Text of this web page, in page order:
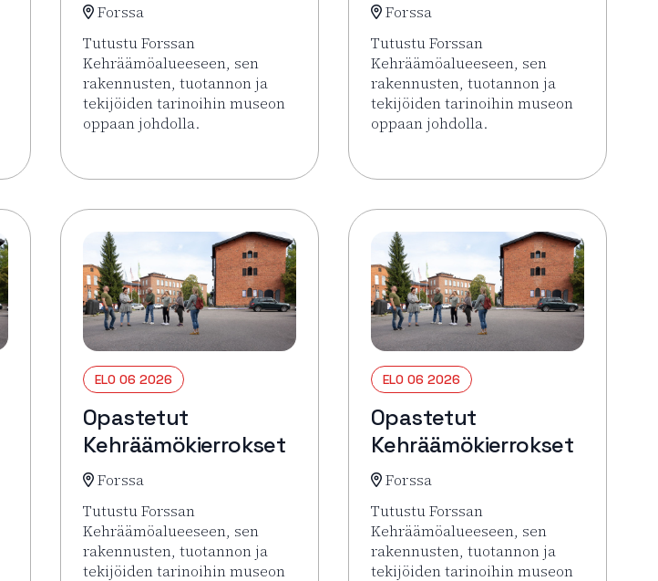
torikahvit
Forssa
Tutustu Forssan
Kehräämöalueeseen, sen
rakennusten, tuotannon ja
tekijöiden tarinoihin museon
oppaan johdolla.
Lue lisää tapahtumasta Opastetut Kehräämökierrokset
Forssa
Tutustu Forssan
Kehräämöalueeseen, sen
rakennusten, tuotannon ja
tekijöiden tarinoihin museon
oppaan johdolla.
Lue lisää tapahtumasta Opastetut
ELO 06 2026
Opastetut
Kehräämökierrokset
Forssa
Tutustu Forssan
Kehräämöalueeseen, sen
rakennusten, tuotannon ja
tekijöiden tarinoihin museon
ELO 06 2026
Opastetut
Kehräämökierrokset
Forssa
Tutustu Forssan
Kehräämöalueeseen, sen
rakennusten, tuotannon ja
tekijöiden tarinoihin museon